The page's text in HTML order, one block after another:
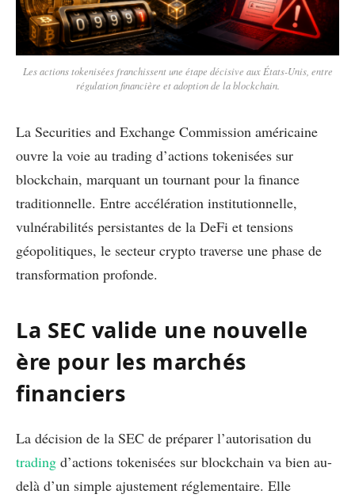
Les actions tokenisées franchissent une étape décisive aux États-Unis, entre
régulation financière et adoption de la blockchain.
La Securities and Exchange Commission américaine
ouvre la voie au trading d’actions tokenisées sur
blockchain, marquant un tournant pour la finance
traditionnelle. Entre accélération institutionnelle,
vulnérabilités persistantes de la DeFi et tensions
géopolitiques, le secteur crypto traverse une phase de
transformation profonde.
La SEC valide une nouvelle
ère pour les marchés
financiers
La décision de la SEC de préparer l’autorisation du
trading d’actions tokenisées sur blockchain va bien au-
delà d’un simple ajustement réglementaire. Elle